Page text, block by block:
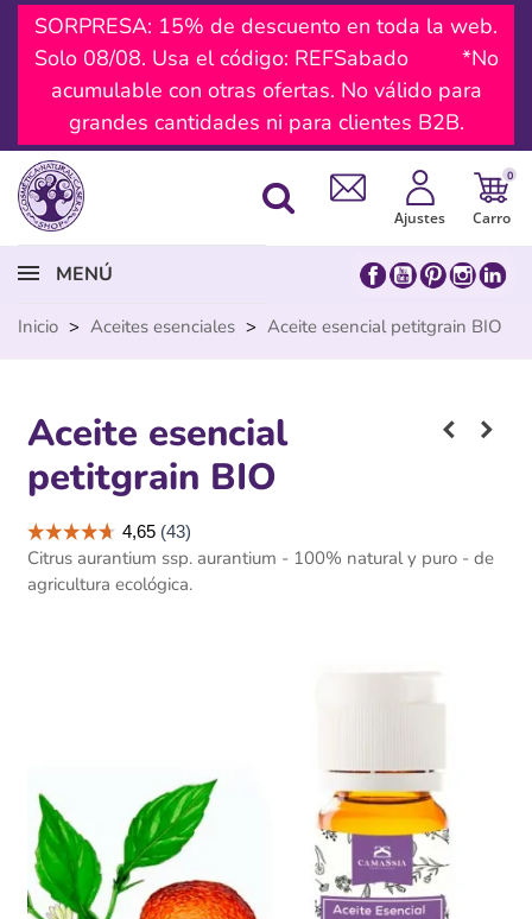
SORPRESA: 15% de descuento en toda la web.
Solo 08/08. Usa el código: REFSabado *No
acumulable con otras ofertas. No válido para
grandes cantidades ni para clientes B2B.
Ajustes
0
Carro
MENÚ
Inicio > Aceites esenciales > Aceite esencial petitgrain BIO
Aceite esencial
petitgrain BIO
Citrus aurantium ssp. aurantium - 100% natural y puro - de
agricultura ecológica.